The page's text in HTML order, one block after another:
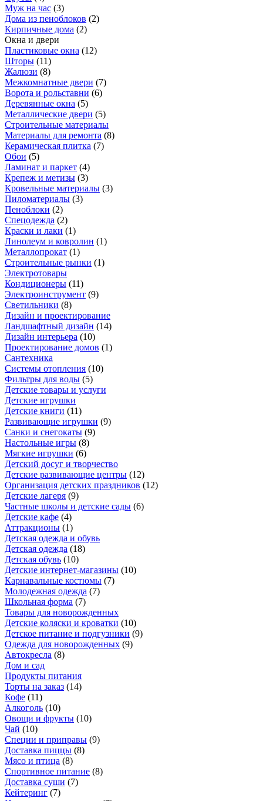
Муж на час (3)
Дома из пеноблоков (2)
Кирпичные дома (2)
Окна и двери
Пластиковые окна (12)
Шторы (11)
Жалюзи (8)
Межкомнатные двери (7)
Ворота и рольставни (6)
Деревянные окна (5)
Металлические двери (5)
Строительные материалы
Материалы для ремонта (8)
Керамическая плитка (7)
Обои (5)
Ламинат и паркет (4)
Крепеж и метизы (3)
Кровельные материалы (3)
Пиломатериалы (3)
Пеноблоки (2)
Спецодежда (2)
Краски и лаки (1)
Линолеум и ковролин (1)
Металлопрокат (1)
Строительные рынки (1)
Электротовары
Кондиционеры (11)
Электроинструмент (9)
Светильники (8)
Дизайн и проектирование
Ландшафтный дизайн (14)
Дизайн интерьера (10)
Проектирование домов (1)
Сантехника
Системы отопления (10)
Фильтры для воды (5)
Детские товары и услуги
Детские игрушки
Детские книги (11)
Развивающие игрушки (9)
Санки и снегокаты (9)
Настольные игры (8)
Мягкие игрушки (6)
Детский досуг и творчество
Детские развивающие центры (12)
Организация детских праздников (12)
Детские лагеря (9)
Частные школы и детские сады (6)
Детские кафе (4)
Аттракционы (1)
Детская одежда и обувь
Детская одежда (18)
Детская обувь (10)
Детские интернет-магазины (10)
Карнавальные костюмы (7)
Молодежная одежда (7)
Школьная форма (7)
Товары для новорожденных
Детские коляски и кроватки (10)
Детское питание и подгузники (9)
Одежда для новорожденных (9)
Автокресла (8)
Дом и сад
Продукты питания
Торты на заказ (14)
Кофе (11)
Алкоголь (10)
Овощи и фрукты (10)
Чай (10)
Специи и приправы (9)
Доставка пиццы (8)
Мясо и птица (8)
Спортивное питание (8)
Доставка суши (7)
Кейтеринг (7)